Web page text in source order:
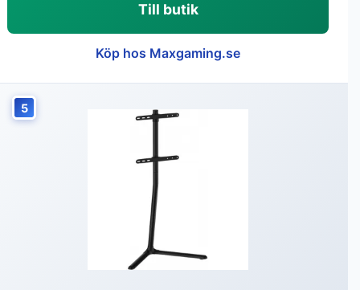
Till butik
Köp hos Maxgaming.se
5